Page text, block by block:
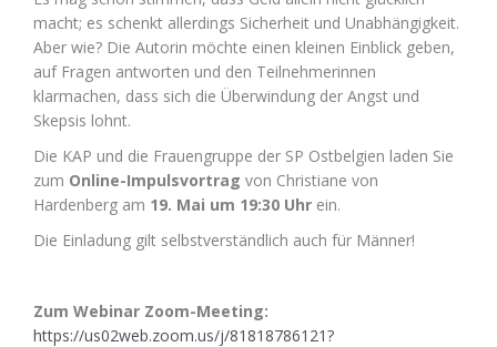
macht; es schenkt allerdings Sicherheit und Unabhängigkeit.
Aber wie? Die Autorin möchte einen kleinen Einblick geben,
auf Fragen antworten und den Teilnehmerinnen
klarmachen, dass sich die Überwindung der Angst und
Skepsis lohnt.
Die KAP und die Frauengruppe der SP Ostbelgien laden Sie
zum Online-Impulsvortrag von Christiane von
Hardenberg am 19. Mai um 19:30 Uhr ein.
Die Einladung gilt selbstverständlich auch für Männer!
Zum Webinar Zoom-Meeting:
https://us02web.zoom.us/j/81818786121?